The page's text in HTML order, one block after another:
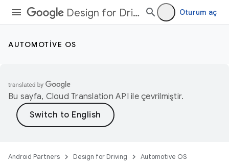
Design for Driving Oturum aç
AUTOMOTIVE OS
Bu sayfa, Cloud Translation API ile çevrilmiştir.
Android Partners Design for Driving
Automotive OS